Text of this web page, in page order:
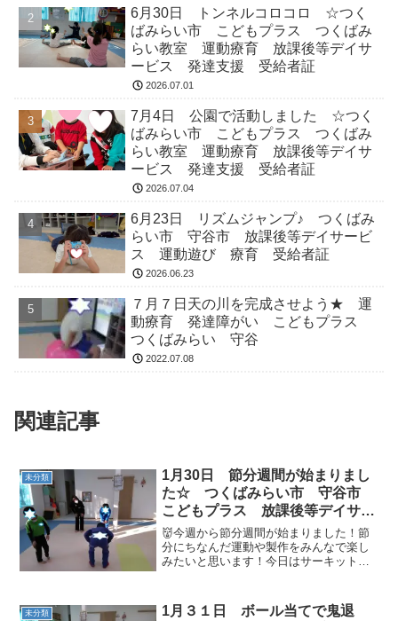
6月30日 トンネルコロコロ ☆つく
ばみらい市 こどもプラス つくばみ
らい教室 運動療育 放課後等デイサ
ービス 発達支援 受給者証
2026.07.01
7月4日 公園で活動しました ☆つく
ばみらい市 こどもプラス つくばみ
らい教室 運動療育 放課後等デイサ
ービス 発達支援 受給者証
2026.07.04
6月23日 リズムジャンプ♪ つくばみ
らい市 守谷市 放課後等デイサービ
ス 運動遊び 療育 受給者証
2026.06.23
７月７日天の川を完成させよう★ 運
動療育 発達障がい こどもプラス
つくばみらい 守谷
2022.07.08
関連記事
未分類
1月30日 節分週間が始まりまし
た☆ つくばみらい市 守谷市
こどもプラス 放課後等デイサー
ビス 運動療育 発達障がい
👹今週から節分週間が始まりました！節
分にちなんだ運動や製作をみんなで楽し
みたいと思います！今日はサーキット運
は恵方巻をバランスタワーにして積んだ
り、鬼退治に必要な豆を手...
未分類
1月３１日 ボール当てで鬼退